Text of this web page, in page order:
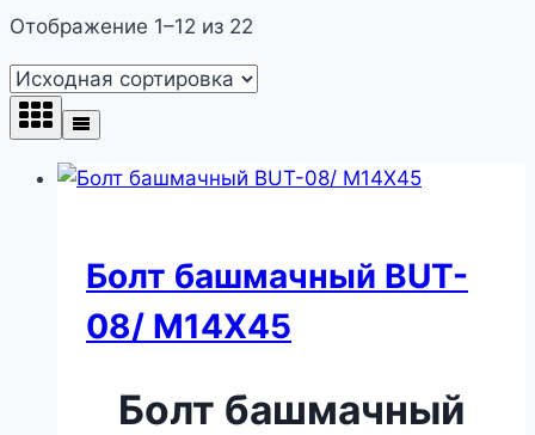
Отображение 1–12 из 22
Болт башмачный BUT-
08/ M14X45
Болт башмачный